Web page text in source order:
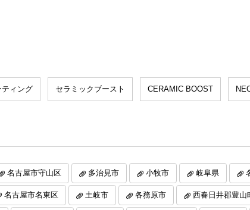
ティング セラミックブースト CERAMIC BOOST
名古屋市守山区 多治見市 小牧市 岐阜県
名古屋市名東区 土岐市 各務原市 西春日井郡豊山